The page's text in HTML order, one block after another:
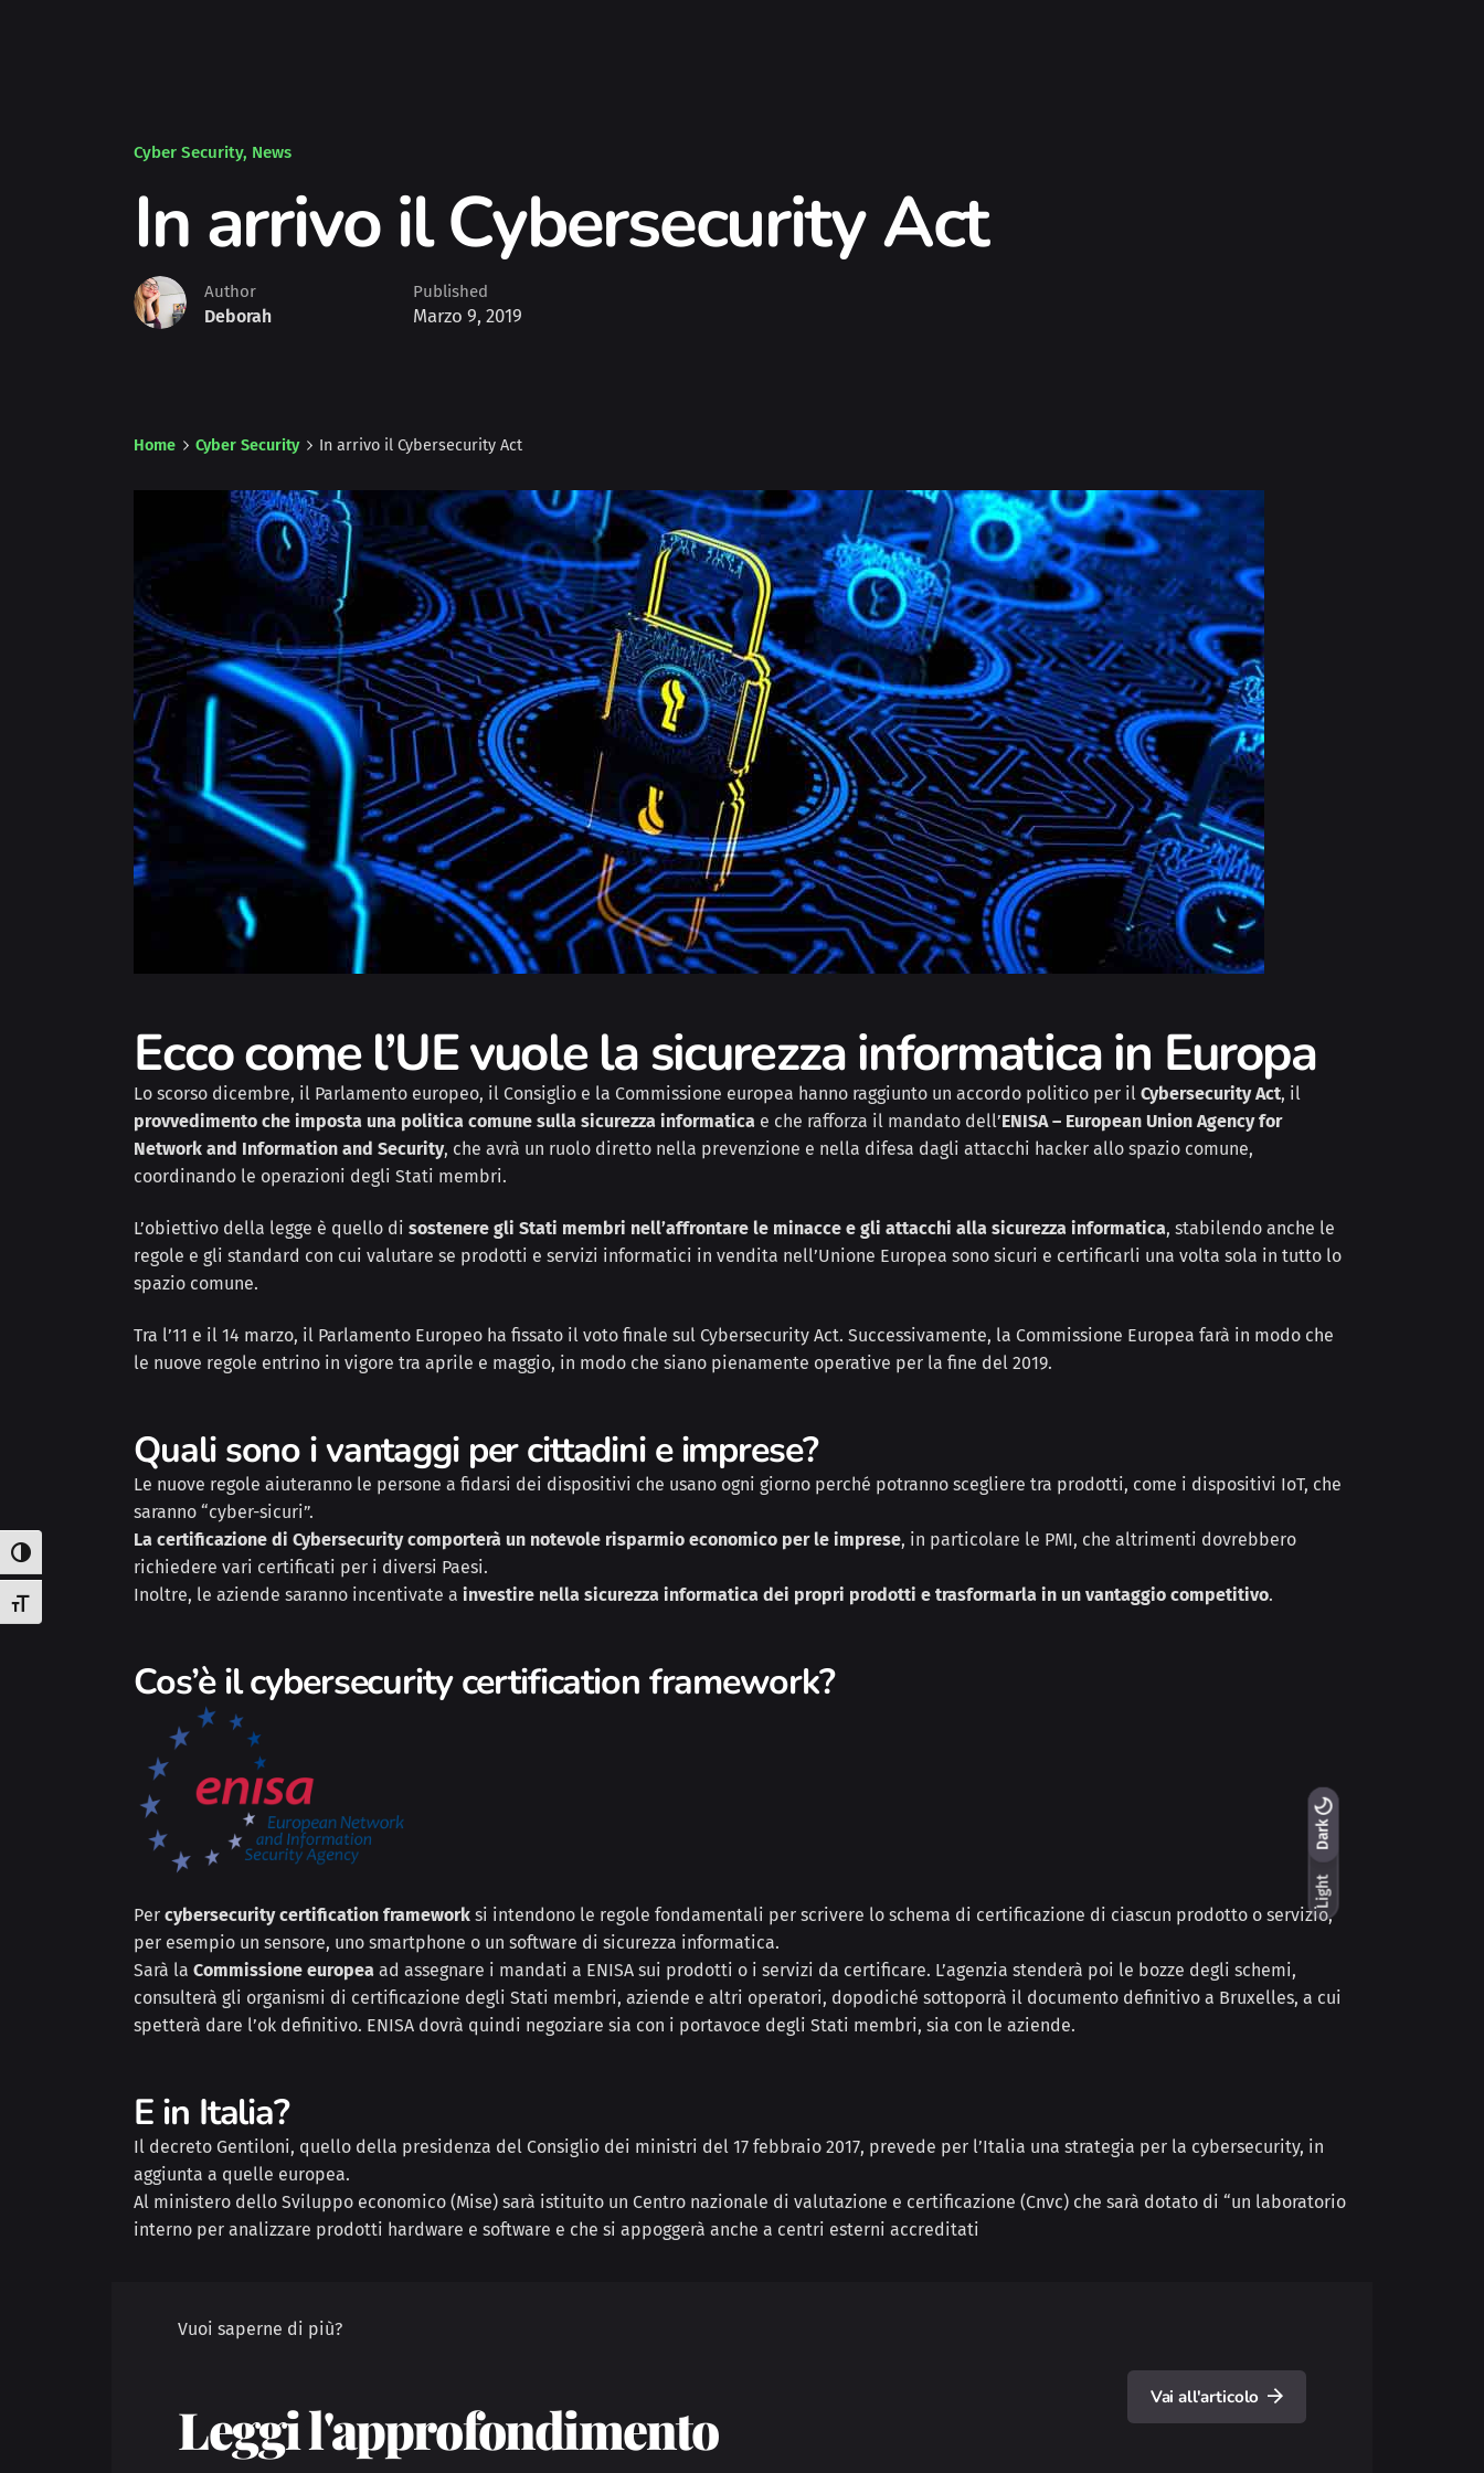
Attiva/disattiva alto contrasto
Attiva/disattiva dimensione testo
Light
Dark
Light
Dark
Cyber Security News
In arrivo il Cybersecurity Act
Author
Deborah
Published
Marzo 9, 2019
Home Cyber Security In arrivo il Cybersecurity Act
Ecco come l’UE vuole la sicurezza informatica in Europa
Lo scorso dicembre, il Parlamento europeo, il Consiglio e la Commissione europea hanno raggiunto un accordo politico per ilCybersecurity Act, il
provvedimento che imposta una politica comune sulla sicurezza informatica e che rafforza il mandato dell’ENISA – European Union Agency for
Network and Information and Security, che avrà un ruolo diretto nella prevenzione e nella difesa dagli attacchi hacker allo spazio comune,
coordinando le operazioni degli Stati membri.
L’obiettivo della legge è quello disostenere gli Stati membri nell’affrontare le minacce e gli attacchi alla sicurezza informatica, stabilendo anche le
regole e gli standard con cui valutare se prodotti e servizi informatici in vendita nell’Unione Europea sono sicuri e certificarli una volta sola in tutto lo
spazio comune.
Tra l’11 e il 14 marzo, il Parlamento Europeo ha fissato il voto finale sul Cybersecurity Act. Successivamente, la Commissione Europea farà in modo che
le nuove regole entrino in vigore tra aprile e maggio, in modo che siano pienamente operative per la fine del 2019.
Quali sono i vantaggi per cittadini e imprese?
Le nuove regole aiuteranno le persone a fidarsi dei dispositivi che usano ogni giorno perché potranno scegliere tra prodotti, come i dispositivi IoT, che
saranno “cyber-sicuri”.
La certificazione di Cybersecurity comporterà un notevole risparmio economico per le imprese, in particolare le PMI, che altrimenti dovrebbero
richiedere vari certificati per i diversi Paesi.
Inoltre, le aziende saranno incentivate ainvestire nella sicurezza informatica dei propri prodotti e trasformarla in un vantaggio competitivo.
Cos’è il cybersecurity certification framework?
Percybersecurity certification framework si intendono le regole fondamentali per scrivere lo schema di certificazione di ciascun prodotto o servizio,
per esempio un sensore, uno smartphone o un software di sicurezza informatica.
Sarà laCommissione europea ad assegnare i mandati a ENISA sui prodotti o i servizi da certificare. L’agenzia stenderà poi le bozze degli schemi,
consulterà gli organismi di certificazione degli Stati membri, aziende e altri operatori, dopodiché sottoporrà il documento definitivo a Bruxelles, a cui
spetterà dare l’ok definitivo. ENISA dovrà quindi negoziare sia con i portavoce degli Stati membri, sia con le aziende.
E in Italia?
Il decreto Gentiloni, quello della presidenza del Consiglio dei ministri del 17 febbraio 2017, prevede per l’Italia una strategia per la cybersecurity, in
aggiunta a quelle europea.
Al ministero dello Sviluppo economico (Mise) sarà istituito un Centro nazionale di valutazione e certificazione (Cnvc) che sarà dotato di “un laboratorio
interno per analizzare prodotti hardware e software e che si appoggerà anche a centri esterni accreditati
Vuoi saperne di più?
Leggi l'approfondimento Vai all'articolo